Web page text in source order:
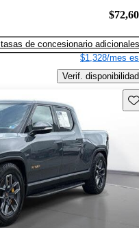
de concesionario adicionales
$1,328/mes
Verif. disponibilidad